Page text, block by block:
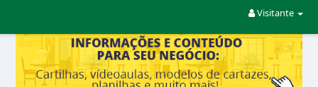
Visitante